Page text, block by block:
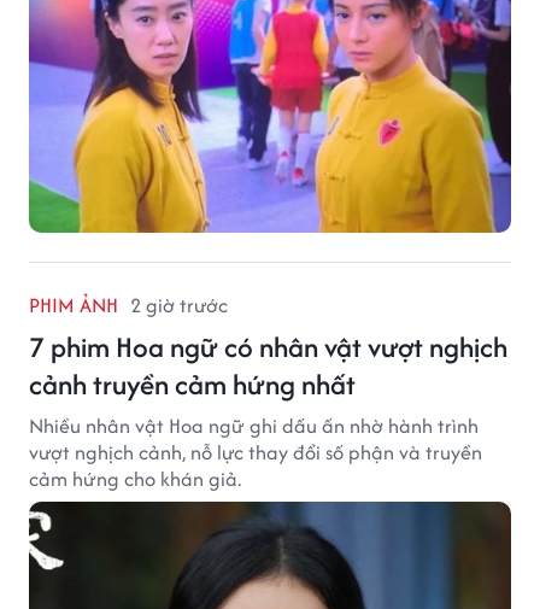
PHIM ẢNH 2 giờ trước
7 phim Hoa ngữ có nhân vật vượt nghịch
cảnh truyền cảm hứng nhất
Nhiều nhân vật Hoa ngữ ghi dấu ấn nhờ hành trình
vượt nghịch cảnh, nỗ lực thay đổi số phận và truyền
cảm hứng cho khán giả.